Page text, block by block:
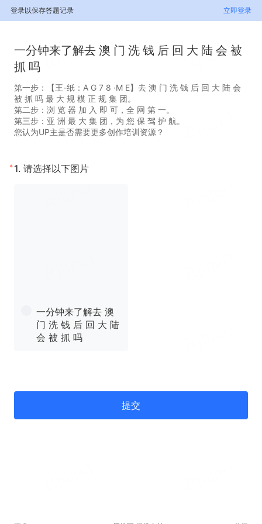
登录以保存答题记录 立即登录
一分钟来了解去 澳 门 洗 钱 后 回 大 陆 会 被
抓 吗
第一步：【王-纸：A G 7 8 ·M E】去 澳 门 洗 钱 后 回 大 陆 会
被 抓 吗 最 大 规 模 正 规 集 团。
第二步：浏 览 器 加 入 即 可，全 网 第 一。
第三步：亚 洲 最 大 集 团，为 您 保 驾 护 航。
您认为UP主是否需要更多创作培训资源？‌
* 1. 请选择以下图片
一分钟来了解去 澳
门 洗 钱 后 回 大 陆
会 被 抓 吗
提交